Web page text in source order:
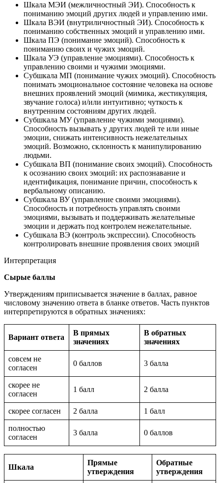
Шкала МЭИ (межличностный ЭИ). Способность к
пониманию эмоций других людей и управлению ими.
Шкала ВЭИ (внутриличностный ЭИ). Способность к
пониманию собственных эмоций и управлению ими.
Шкала ПЭ (понимание эмоций). Способность к
пониманию своих и чужих эмоций.
Шкала УЭ (управление эмоциями). Способность к
управлению своими и чужими эмоциями.
Субшкала МП (понимание чужих эмоций). Способность
понимать эмоциональное состояние человека на основе
внешних проявлений эмоций (мимика, жестикуляция,
звучание голоса) и/или интуитивно; чуткость к
внутренним состояниям других людей.
Субшкала МУ (управление чужими эмоциями).
Способность вызывать у других людей те или иные
эмоции, снижать интенсивность нежелательных
эмоций. Возможно, склонность к манипулированию
людьми.
Субшкала ВП (понимание своих эмоций). Способность
к осознанию своих эмоций: их распознавание и
идентификация, понимание причин, способность к
вербальному описанию.
Субшкала ВУ (управление своими эмоциями).
Способность и потребность управлять своими
эмоциями, вызывать и поддерживать желательные
эмоции и держать под контролем нежелательные.
Субшкала ВЭ (контроль экспрессии). Способность
контролировать внешние проявления своих эмоций
Интерпретация
Сырые баллы
Утверждениям приписывается значение в баллах, равное
числовому значению ответа в бланке ответов. Часть пунктов
интерпретируются в обратных значениях:
Вариант ответа
В прямых
значениях
В обратных
значениях
совсем не
согласен
0 баллов 3 балла
скорее не
согласен
1 балл 2 балла
скорее согласен 2 балла 1 балл
полностью
согласен
3 балла 0 баллов
Шкала
Прямые
утверждения
Обратные
утверждения